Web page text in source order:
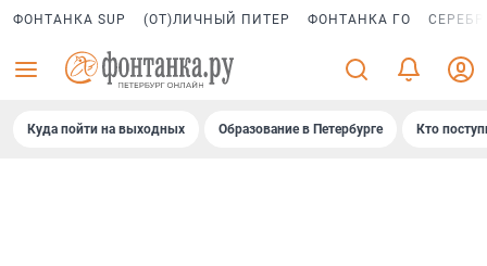
ФОНТАНКА SUP (ОТ)ЛИЧНЫЙ ПИТЕР ФОНТАНКА ГО
Куда пойти на выходных Образование в Петербурге Кто